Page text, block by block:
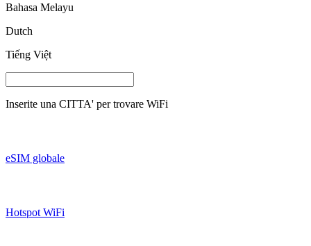
Bahasa Melayu
Dutch
Tiếng Việt
Inserite una CITTA' per trovare WiFi
eSIM globale
Hotspot WiFi